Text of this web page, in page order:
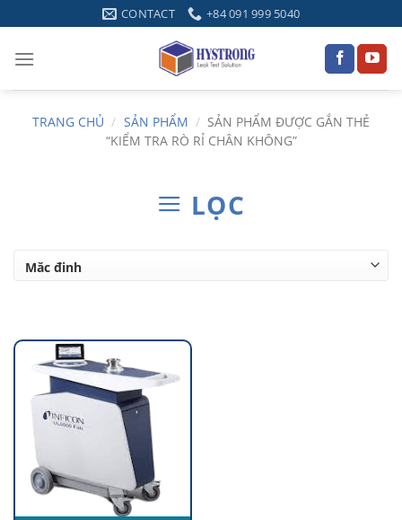
to
content
CONTACT +84 091 999 5040
TRANG CHỦ / SẢN PHẨM / SẢN PHẨM ĐƯỢC GẮN THẺ
“KIỂM TRA RÒ RỈ CHÂN KHÔNG”
LỌC